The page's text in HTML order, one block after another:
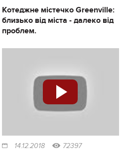
Котеджне містечко Greenville:
близько від міста - далеко від
проблем.
14.12.2018 72397